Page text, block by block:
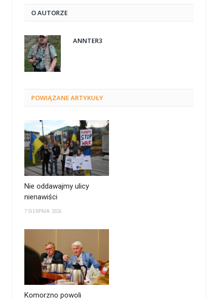
O AUTORZE
ANNTER3
POWIĄZANEARTYKUŁY
Nie oddawajmy ulicy
nienawiści
7 SIERPNIA 2026
Komorzno powoli